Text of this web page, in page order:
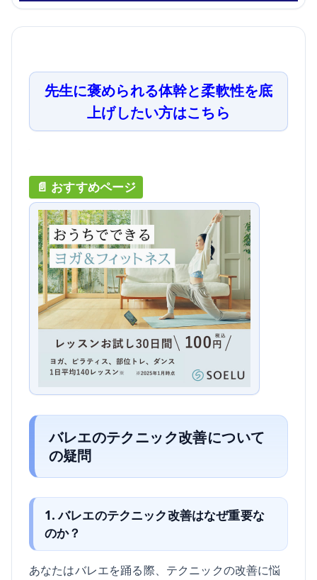
先生に褒められる体幹と柔軟性を底
上げしたい方はこちら
バレエのテクニック改善について
の疑問
1. バレエのテクニック改善はなぜ重要な
のか？
あなたはバレエを踊る際、テクニックの改善に悩